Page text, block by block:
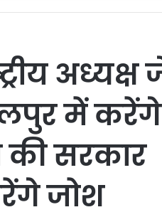
अध्यक्ष
में करेंगे
सरकार
जोश